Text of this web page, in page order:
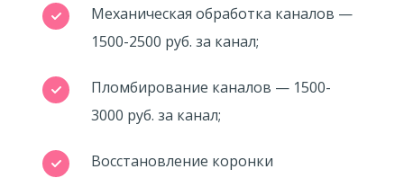
Механическая обработка каналов —
1500-2500 руб. за канал;
Пломбирование каналов — 1500-
3000 руб. за канал;
Восстановление коронки